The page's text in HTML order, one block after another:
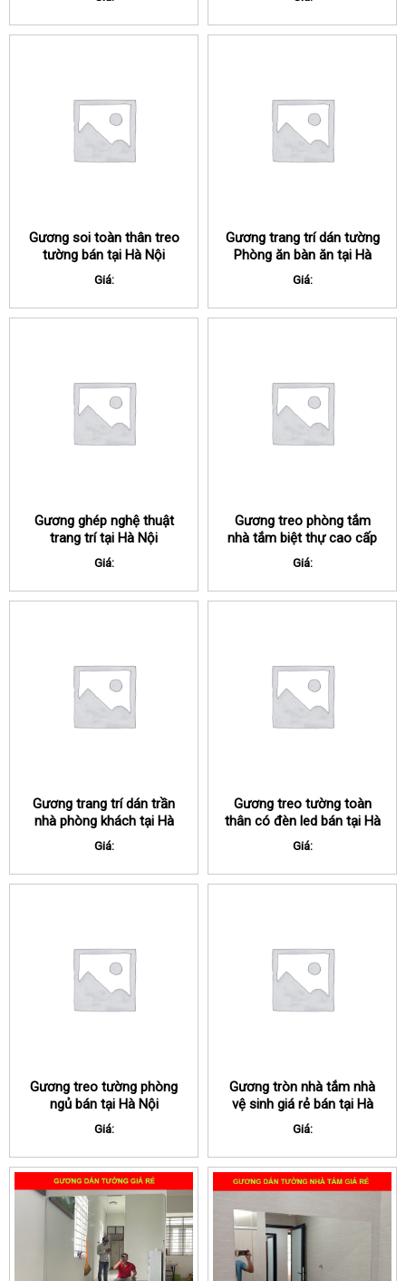
Gương soi toàn thân treo
tường bán tại Hà Nội
Giá:
Gương trang trí dán tường
Phòng ăn bàn ăn tại Hà
Nội
Giá:
Gương ghép nghệ thuật
trang trí tại Hà Nội
Giá:
Gương treo phòng tắm
nhà tắm biệt thự cao cấp
tại Hà Nội
Giá:
Gương trang trí dán trần
nhà phòng khách tại Hà
Nội
Giá:
Gương treo tường toàn
thân có đèn led bán tại Hà
Nội
Giá:
Gương treo tường phòng
ngủ bán tại Hà Nội
Giá:
Gương tròn nhà tắm nhà
vệ sinh giá rẻ bán tại Hà
Nội
Giá: